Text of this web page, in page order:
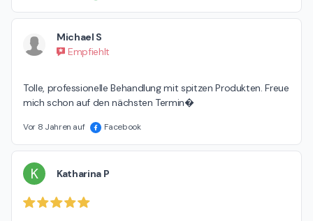
Michael S
Empfiehlt
Tolle, professionelle Behandlung mit spitzen Produkten. Freue
mich schon auf den nächsten Termin�
Vor 8 Jahren auf Facebook
K Katharina P